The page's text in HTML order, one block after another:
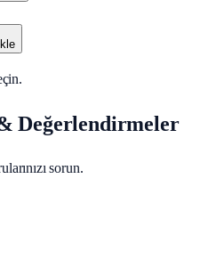
Değerlendirmeler
sorun.